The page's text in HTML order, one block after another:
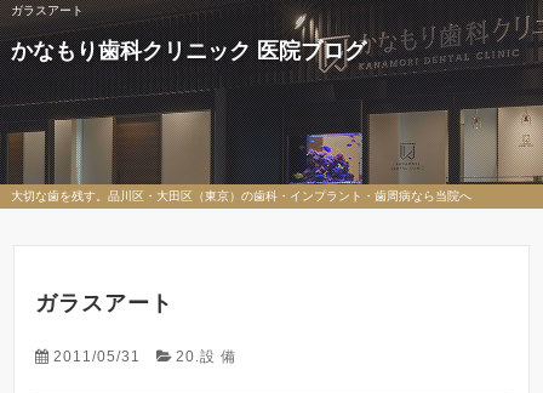
ガラスアート
かなもり歯科クリニック 医院ブログ
大切な歯を残す。品川区・大田区（東京）の歯科・インプラント・歯周病なら当院へ
ガラスアート
2011/05/31 20.設 備